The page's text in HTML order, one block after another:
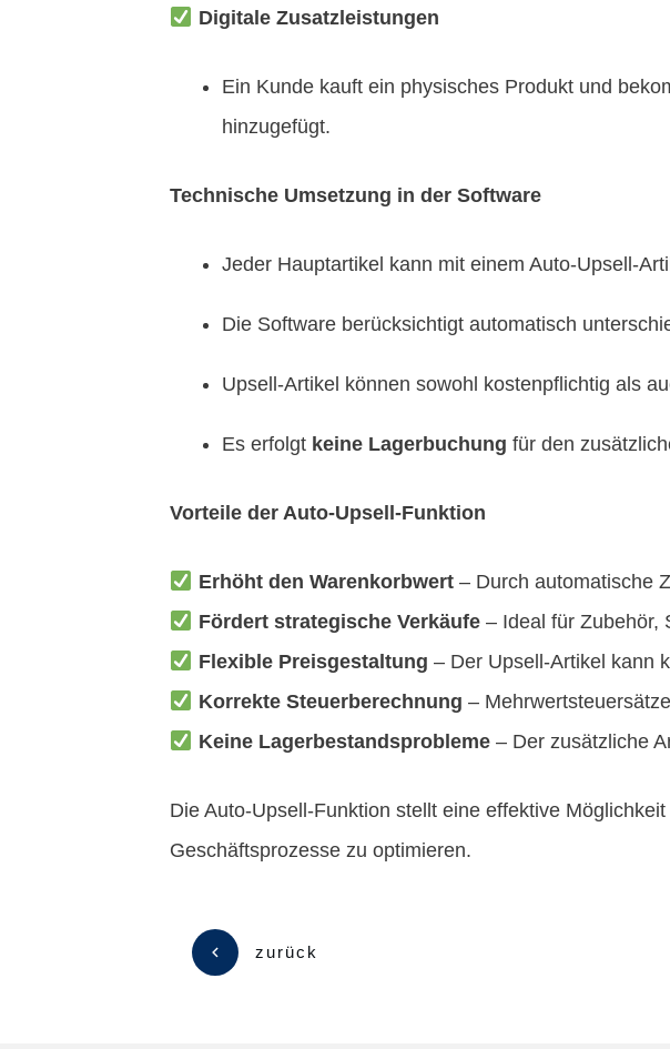
Digitale Zusatzleistungen
Ein Kunde kauft ein physisches Produkt und
hinzugefügt.
Technische Umsetzung in der Software
Jeder Hauptartikel kann mit einem Auto-Upsell-
Die Software berücksichtigt automatisch
Upsell-Artikel können sowohl kostenpflichtig als
Es erfolgt keine Lagerbuchung für den
Vorteile der Auto-Upsell-Funktion
Erhöht den Warenkorbwert– Durch automatische
Fördert strategische Verkäufe– Ideal für Zubehör,
Flexible Preisgestaltung – Der Upsell-Artikel kann
Korrekte Steuerberechnung –
Keine Lagerbestandsprobleme– Der zusätzliche
Die Auto-Upsell-Funktion stellt eine effektive
Geschäftsprozesse zu optimieren.
zurück